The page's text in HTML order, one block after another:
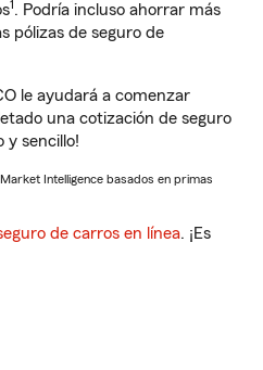
1. Podría incluso ahorrar más
pólizas de seguro de
le ayudará a comenzar
una cotización de seguro
y sencillo!
Intelligence basados en primas
de carros en línea. ¡Es